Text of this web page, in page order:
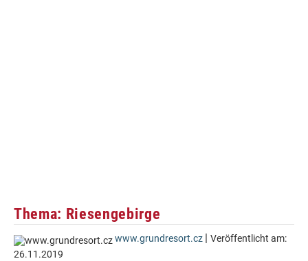
Thema: Riesengebirge
www.grundresort.cz | Veröffentlicht am:
26.11.2019